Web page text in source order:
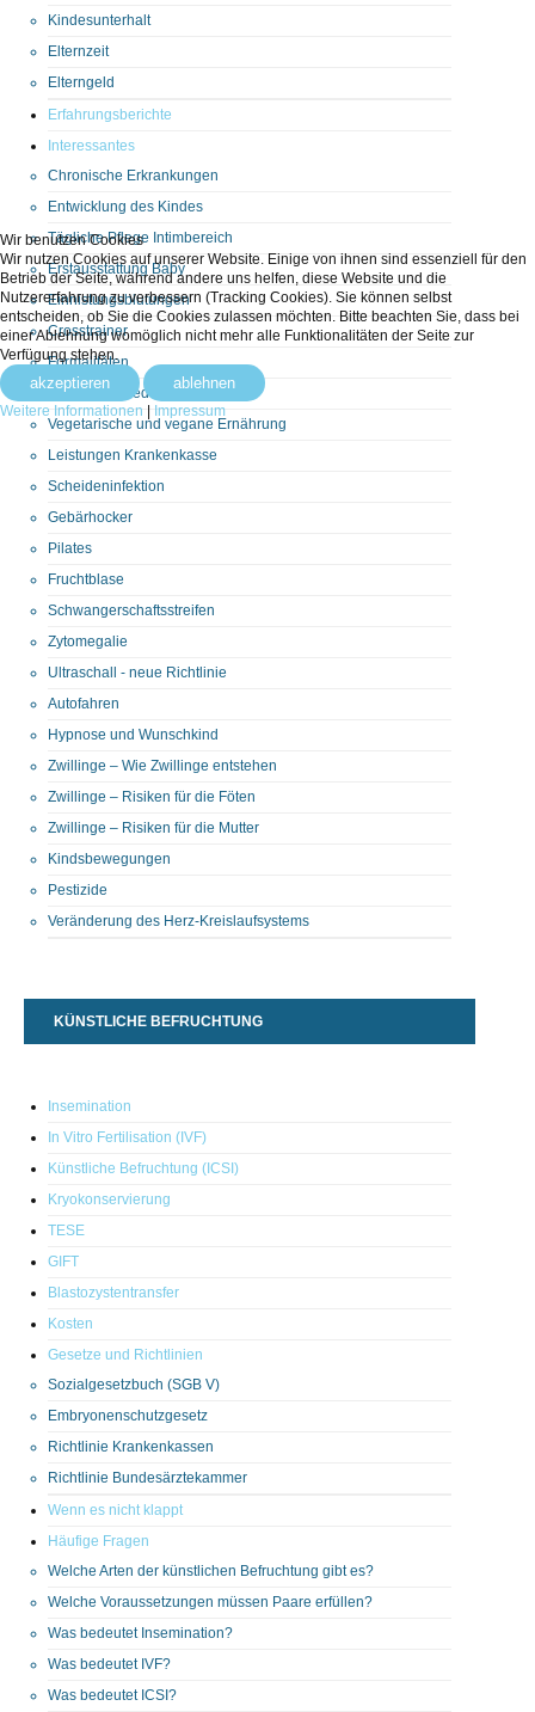
Kindesunterhalt
Elternzeit
Elterngeld
Erfahrungsberichte
Interessantes
Chronische Erkrankungen
Entwicklung des Kindes
Tägliche Pflege Intimbereich
Erstausstattung Baby
Einnistungsblutungen
Crosstrainer
Formalitäten
Flüssigkeitsbedarf
Vegetarische und vegane Ernährung
Leistungen Krankenkasse
Scheideninfektion
Gebärhocker
Pilates
Fruchtblase
Schwangerschaftsstreifen
Zytomegalie
Ultraschall - neue Richtlinie
Autofahren
Hypnose und Wunschkind
Zwillinge – Wie Zwillinge entstehen
Zwillinge – Risiken für die Föten
Zwillinge – Risiken für die Mutter
Kindsbewegungen
Pestizide
Veränderung des Herz-Kreislaufsystems
KÜNSTLICHE BEFRUCHTUNG
Insemination
In Vitro Fertilisation (IVF)
Künstliche Befruchtung (ICSI)
Kryokonservierung
TESE
GIFT
Blastozystentransfer
Kosten
Gesetze und Richtlinien
Sozialgesetzbuch (SGB V)
Embryonenschutzgesetz
Richtlinie Krankenkassen
Richtlinie Bundesärztekammer
Wenn es nicht klappt
Häufige Fragen
Welche Arten der künstlichen Befruchtung gibt es?
Welche Voraussetzungen müssen Paare erfüllen?
Was bedeutet Insemination?
Was bedeutet IVF?
Was bedeutet ICSI?
Wir benutzen Cookies
Wir nutzen Cookies auf unserer Website. Einige von ihnen sind essenziell für den
Betrieb der Seite, während andere uns helfen, diese Website und die
Nutzererfahrung zu verbessern (Tracking Cookies). Sie können selbst
entscheiden, ob Sie die Cookies zulassen möchten. Bitte beachten Sie, dass bei
einer Ablehnung womöglich nicht mehr alle Funktionalitäten der Seite zur
Verfügung stehen.
akzeptieren ablehnen
Weitere Informationen | Impressum